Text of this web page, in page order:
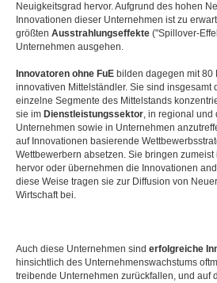
Neuigkeitsgrad hervor. Aufgrund des hohen
Innovationen dieser Unternehmen ist zu
größten Ausstrahlungseffekte ("Spillover-
Unternehmen ausgehen.
Innovatoren ohne FuE bilden dagegen mit 80
innovativen Mittelständler. Sie sind insgesamt
einzelne Segmente des Mittelstands
sie im Dienstleistungssektor, in regional und
Unternehmen sowie in Unternehmen
auf Innovationen basierende
Wettbewerbern absetzen. Sie bringen
hervor oder übernehmen die Innovationen
diese Weise tragen sie zur Diffusion von
Wirtschaft bei.
Auch diese Unternehmen sind erfolgreiche
hinsichtlich des Unternehmenswachstums
treibende Unternehmen zurückfallen, und auf